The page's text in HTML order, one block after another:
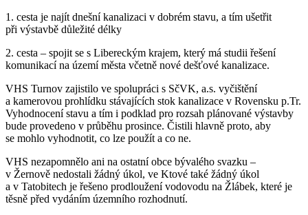
1. cesta je najít dnešní kanalizaci v dobrém stavu, a tím ušetřit
při výstavbě důležité délky
2. cesta – spojit se s Libereckým krajem, který má studii řešení
komunikací na území města včetně nové dešťové kanalizace.
VHS Turnov zajistilo ve spolupráci s SčVK, a.s. vyčištění
a kamerovou prohlídku stávajících stok kanalizace v Rovensku p.Tr.
Vyhodnocení stavu a tím i podklad pro rozsah plánované výstavby
bude provedeno v průběhu prosince. Čistili hlavně proto, aby
se mohlo vyhodnotit, co lze použít a co ne.
VHS nezapomnělo ani na ostatní obce bývalého svazku –
v Žernově nedostali žádný úkol, ve Ktové také žádný úkol
a v Tatobitech je řešeno prodloužení vodovodu na Žlábek, které je
těsně před vydáním územního rozhodnutí.